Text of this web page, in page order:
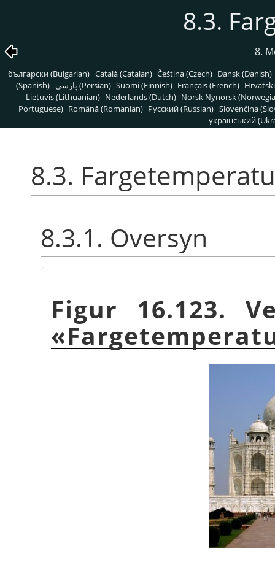
8.3.
8.
български (Bulgarian) Català (Catalan) Čeština (Czech) Dansk (Danish)
(Spanish)
پارسی (Persian) Suomi (Finnish) Français (French)
Lietuvis (Lithuanian) Nederlands (Dutch) Norsk Nynorsk
Portuguese) Română (Romanian) Pусский (Russian) Slovenčina
український
8.3.
8.3.1. Oversyn
Figur 16.123.